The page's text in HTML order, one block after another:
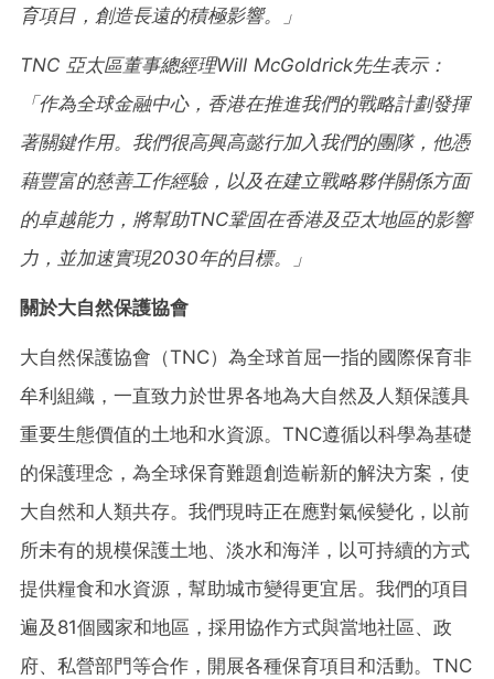
育項目，創造長遠的積極影響。」
TNC 亞太區董事總經理Will McGoldrick先生表示：
「作為全球金融中心，香港在推進我們的戰略計劃發揮
著關鍵作用。我們很高興高懿行加入我們的團隊，他憑
藉豐富的慈善工作經驗，以及在建立戰略夥伴關係方面
的卓越能力，將幫助TNC鞏固在香港及亞太地區的影響
力，並加速實現2030年的目標。」
關於大自然保護協會
大自然保護協會（TNC）為全球首屈一指的國際保育非
牟利組織，一直致力於世界各地為大自然及人類保護具
重要生態價值的土地和水資源。TNC遵循以科學為基礎
的保護理念，為全球保育難題創造嶄新的解決方案，使
大自然和人類共存。我們現時正在應對氣候變化，以前
所未有的規模保護土地、淡水和海洋，以可持續的方式
提供糧食和水資源，幫助城市變得更宜居。我們的項目
遍及81個國家和地區，採用協作方式與當地社區、政
府、私營部門等合作，開展各種保育項目和活動。TNC